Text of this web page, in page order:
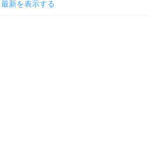
最新を表示する